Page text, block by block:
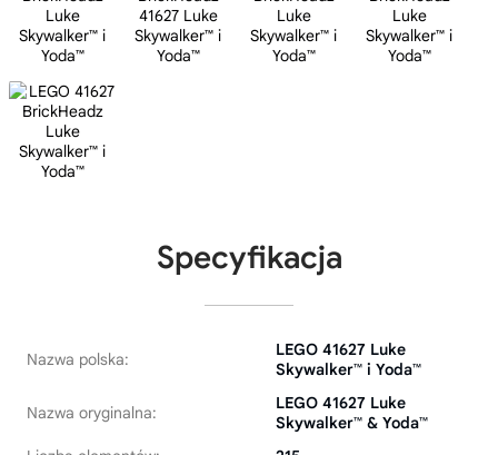
Specyfikacja
Nazwa polska:
LEGO 41627 Luke
Skywalker™ i Yoda™
Nazwa oryginalna:
LEGO 41627 Luke
Skywalker™ & Yoda™